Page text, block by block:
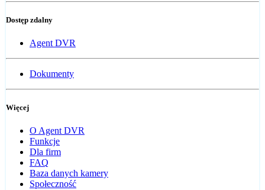
Dostęp zdalny
Agent DVR
Dokumenty
Więcej
O Agent DVR
Funkcje
Dla firm
FAQ
Baza danych kamery
Społeczność